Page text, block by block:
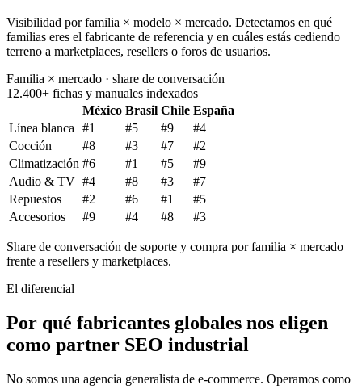
Visibilidad por familia × modelo × mercado. Detectamos en qué
familias eres el fabricante de referencia y en cuáles estás cediendo
terreno a marketplaces, resellers o foros de usuarios.
Familia × mercado · share de conversación
12.400+ fichas y manuales indexados
México Brasil Chile España
Línea blanca
#1 #5 #9 #4
Cocción
#8 #3 #7 #2
Climatización #6 #1 #5 #9
Audio & TV #4 #8 #3 #7
Repuestos
#2 #6 #1 #5
Accesorios
#9 #4 #8 #3
Share de conversación de soporte y compra por familia × mercado
frente a resellers y marketplaces.
El diferencial
Por qué fabricantes globales nos eligen
como partner SEO industrial
No somos una agencia generalista de e-commerce. Operamos como